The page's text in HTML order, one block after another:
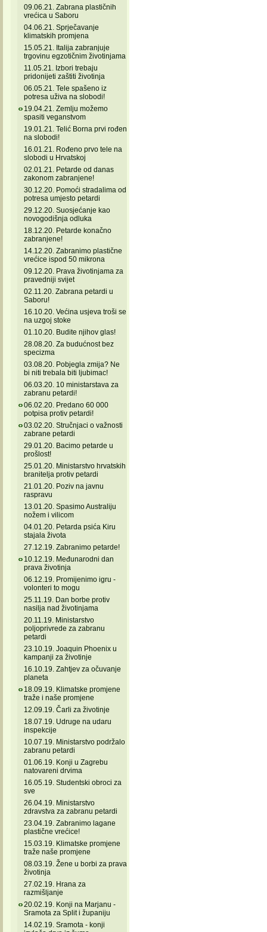
09.06.21. Zabrana plastičnih
vrećica u Saboru
04.06.21. Sprječavanje
klimatskih promjena
15.05.21. Italija zabranjuje
trgovinu egzotičnim životinjama
11.05.21. Izbori trebaju
pridonijeti zaštiti životinja
06.05.21. Tele spašeno iz
potresa uživa na slobodi!
19.04.21. Zemlju možemo
spasiti veganstvom
19.01.21. Telić Borna prvi rođen
na slobodi!
16.01.21. Rođeno prvo tele na
slobodi u Hrvatskoj
02.01.21. Petarde od danas
zakonom zabranjene!
30.12.20. Pomoći stradalima od
potresa umjesto petardi
29.12.20. Suosjećanje kao
novogodišnja odluka
18.12.20. Petarde konačno
zabranjene!
14.12.20. Zabranimo plastične
vrećice ispod 50 mikrona
09.12.20. Prava životinjama za
pravedniji svijet
02.11.20. Zabrana petardi u
Saboru!
16.10.20. Većina usjeva troši se
na uzgoj stoke
01.10.20. Budite njihov glas!
28.08.20. Za budućnost bez
specizma
03.08.20. Pobjegla zmija? Ne
bi niti trebala biti ljubimac!
06.03.20. 10 ministarstava za
zabranu petardi!
06.02.20. Predano 60 000
potpisa protiv petardi!
03.02.20. Stručnjaci o važnosti
zabrane petardi
29.01.20. Bacimo petarde u
prošlost!
25.01.20. Ministarstvo hrvatskih
branitelja protiv petardi
21.01.20. Poziv na javnu
raspravu
13.01.20. Spasimo Australiju
nožem i vilicom
04.01.20. Petarda psića Kiru
stajala života
27.12.19. Zabranimo petarde!
10.12.19. Međunarodni dan
prava životinja
06.12.19. Promijenimo igru -
volonteri to mogu
25.11.19. Dan borbe protiv
nasilja nad životinjama
20.11.19. Ministarstvo
poljoprivrede za zabranu
petardi
23.10.19. Joaquin Phoenix u
kampanji za životinje
16.10.19. Zahtjev za očuvanje
planeta
18.09.19. Klimatske promjene
traže i naše promjene
12.09.19. Čarli za životinje
18.07.19. Udruge na udaru
inspekcije
10.07.19. Ministarstvo podržalo
zabranu petardi
01.06.19. Konji u Zagrebu
natovareni drvima
16.05.19. Studentski obroci za
sve
26.04.19. Ministarstvo
zdravstva za zabranu petardi
23.04.19. Zabranimo lagane
plastične vrećice!
15.03.19. Klimatske promjene
traže naše promjene
08.03.19. Žene u borbi za prava
životinja
27.02.19. Hrana za
razmišljanje
20.02.19. Konji na Marjanu -
Sramota za Split i županiju
14.02.19. Sramota - konji